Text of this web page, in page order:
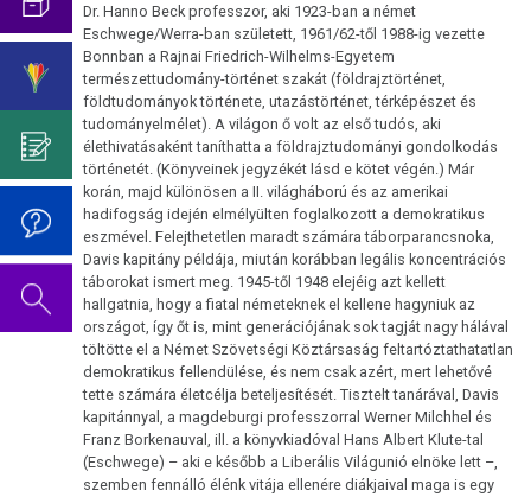
pszicho-
onkológiától
Germanische
Heilkunde
Viselkedési
kódok
Az
biológiai
természettörvény
Biológiai
természettörvény
Cukorbetegség
Hasnyálmirigy
Hodgkin/Non-
Hodgkin
Neurodermatitis
Orr
Sclerosis
multiplex
szerkesztés
oldal
szerkesztés
alatt
áll.
Heilkunde
ismereteinek
elnyomása
Dr.
Hamer
Mein
Studentenmädchen
című
könyvéről
Születésnapi
koncert
2019
Dr. Hanno Beck professzor, aki 1923-ban a német
Eschwege/Werra-ban született, 1961/62-től 1988-ig vezette
Bonnban a Rajnai Friedrich-Wilhelms-Egyetem
természettudomány-történet szakát (földrajztörténet,
földtudományok története, utazástörténet, térképészet és
tudományelmélet). A világon ő volt az első tudós, aki
élethivatásaként taníthatta a földrajztudományi gondolkodás
történetét. (Könyveinek jegyzékét lásd e kötet végén.) Már
korán, majd különösen a II. világháború és az amerikai
hadifogság idején elmélyülten foglalkozott a demokratikus
eszmével. Felejthetetlen maradt számára táborparancsnoka,
Davis kapitány példája, miután korábban legális koncentrációs
táborokat ismert meg. 1945-től 1948 elejéig azt kellett
hallgatnia, hogy a fiatal németeknek el kellene hagyniuk az
országot, így őt is, mint generációjának sok tagját nagy hálával
töltötte el a Német Szövetségi Köztársaság feltartóztathatatlan
demokratikus fellendülése, és nem csak azért, mert lehetővé
tette számára életcélja beteljesítését. Tisztelt tanárával, Davis
kapitánnyal, a magdeburgi professzorral Werner Milchhel és
Franz Borkenauval, ill. a könyvkiadóval Hans Albert Klute-tal
(Eschwege) – aki e később a Liberális Világunió elnöke lett –,
szemben fennálló élénk vitája ellenére diákjaival maga is egy